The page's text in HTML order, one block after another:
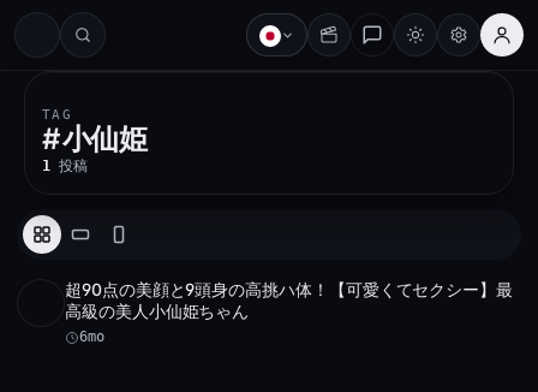
#
TAG
#小仙姫
1 投稿
Full HD 3 本
超90点の美顔と9頭身の高挑ハ体！【可愛くてセクシー】最
高級の美人小仙姫ちゃん
6mo